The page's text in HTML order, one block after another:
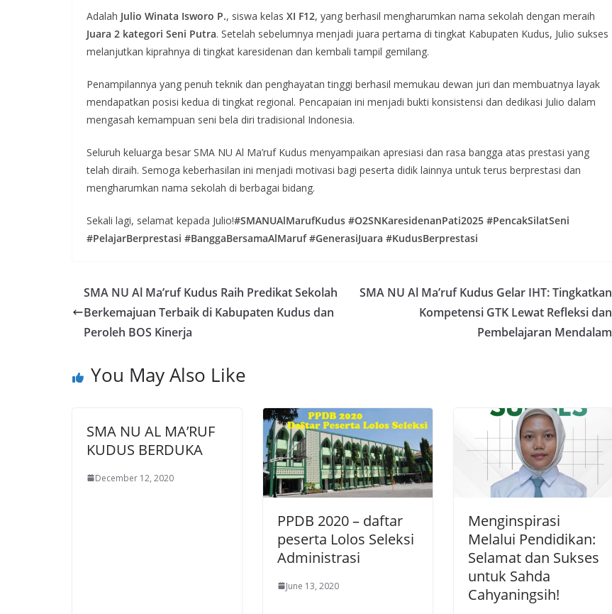
Adalah Julio Winata Isworo P., siswa kelas XI F12, yang berhasil mengharumkan nama sekolah dengan meraih
Juara 2 kategori Seni Putra. Setelah sebelumnya menjadi juara pertama di tingkat Kabupaten Kudus, Julio sukses
melanjutkan kiprahnya di tingkat karesidenan dan kembali tampil gemilang.
Penampilannya yang penuh teknik dan penghayatan tinggi berhasil memukau dewan juri dan membuatnya layak
mendapatkan posisi kedua di tingkat regional. Pencapaian ini menjadi bukti konsistensi dan dedikasi Julio dalam
mengasah kemampuan seni bela diri tradisional Indonesia.
Seluruh keluarga besar SMA NU Al Ma’ruf Kudus menyampaikan apresiasi dan rasa bangga atas prestasi yang
telah diraih. Semoga keberhasilan ini menjadi motivasi bagi peserta didik lainnya untuk terus berprestasi dan
mengharumkan nama sekolah di berbagai bidang.
Sekali lagi, selamat kepada Julio!#SMANUAlMarufKudus #O2SNKaresidenanPati2025 #PencakSilatSeni
#PelajarBerprestasi #BanggaBersamaAlMaruf #GenerasiJuara #KudusBerprestasi
SMA NU Al Ma’ruf Kudus Raih Predikat Sekolah
Berkemajuan Terbaik di Kabupaten Kudus dan
Peroleh BOS Kinerja
SMA NU Al Ma’ruf Kudus Gelar IHT: Tingkatkan
Kompetensi GTK Lewat Refleksi dan
Pembelajaran Mendalam
You May Also Like
SMA NU AL MA’RUF
KUDUS BERDUKA
December 12, 2020
PPDB 2020 – daftar
peserta Lolos Seleksi
Administrasi
June 13, 2020
Menginspirasi
Melalui Pendidikan:
Selamat dan Sukses
untuk Sahda
Cahyaningsih!